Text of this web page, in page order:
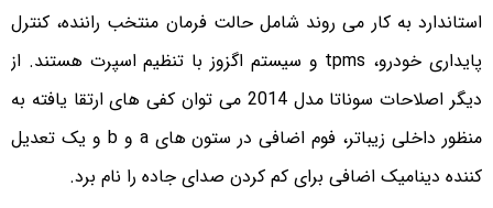
استاندارد به کار می روند شامل حالت فرمان منتخب راننده، کنترل
پایداری خودرو، tpms و سیستم اگزوز با تنظیم اسپرت هستند. از
دیگر اصلاحات سوناتا مدل 2014 می توان کفی های ارتقا یافته به
منظور داخلی زیباتر، فوم اضافی در ستون های a و b و یک تعدیل
کننده دینامیک اضافی برای کم کردن صدای جاده را نام برد.